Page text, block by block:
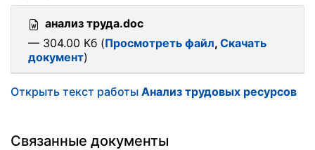
анализ труда.doc
— 304.00 Кб (Просмотреть файл, Скачать
документ)
Открыть текст работы Анализ трудовых ресурсов
Связанные документы